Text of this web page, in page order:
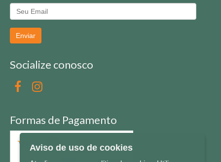
Enviar
Socialize conosco
Formas de Pagamento
Aviso de uso de cookies